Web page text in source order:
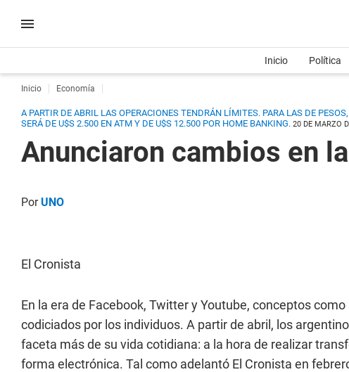
Inicio Política
Inicio Economía
A PARTIR DE ABRIL LAS OPERACIONES TENDRÁN LÍMITES. PARA LAS DE
SERÁ DE U$S 2.500 EN ATM Y DE U$S 12.500 POR HOME BANKING. 20 DE MARZO
Anunciaron cambios en
PorUNO
El Cronista
En la era de Facebook, Twitter y Youtube, conceptos
codiciados por los individuos. A partir de abril, los
faceta más de su vida cotidiana: a la hora de realizar
forma electrónica. Tal como adelantó El Cronista en